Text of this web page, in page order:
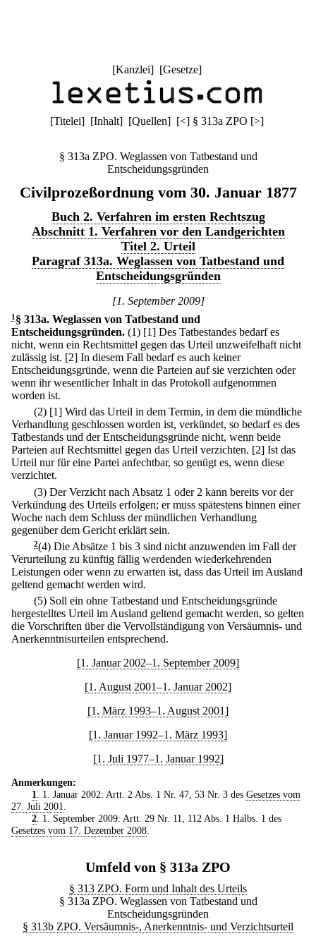
[Kanzlei] [Gesetze]
[Titelei] [Inhalt] [Quellen] [<] § 313a ZPO [>]
§ 313a ZPO. Weglassen von Tatbestand und
Entscheidungsgründen
Civilprozeßordnung vom 30. Januar 1877
Buch 2. Verfahren im ersten Rechtszug
Abschnitt 1. Verfahren vor den Landgerichten
Titel 2. Urteil
Paragraf 313a. Weglassen von Tatbestand und
Entscheidungsgründen
[1. September 2009]
1 § 313a. Weglassen von Tatbestand und
Entscheidungsgründen. (1) [1] Des Tatbestandes bedarf es
nicht, wenn ein Rechtsmittel gegen das Urteil unzweifelhaft nicht
zulässig ist. [2] In diesem Fall bedarf es auch keiner
Entscheidungsgründe, wenn die Parteien auf sie verzichten oder
wenn ihr wesentlicher Inhalt in das Protokoll aufgenommen
worden ist.
(2) [1] Wird das Urteil in dem Termin, in dem die mündliche
Verhandlung geschlossen worden ist, verkündet, so bedarf es des
Tatbestands und der Entscheidungsgründe nicht, wenn beide
Parteien auf Rechtsmittel gegen das Urteil verzichten. [2] Ist das
Urteil nur für eine Partei anfechtbar, so genügt es, wenn diese
verzichtet.
(3) Der Verzicht nach Absatz 1 oder 2 kann bereits vor der
Verkündung des Urteils erfolgen; er muss spätestens binnen einer
Woche nach dem Schluss der mündlichen Verhandlung
gegenüber dem Gericht erklärt sein.
2(4) Die Absätze 1 bis 3 sind nicht anzuwenden im Fall der
Verurteilung zu künftig fällig werdenden wiederkehrenden
Leistungen oder wenn zu erwarten ist, dass das Urteil im Ausland
geltend gemacht werden wird.
(5) Soll ein ohne Tatbestand und Entscheidungsgründe
hergestelltes Urteil im Ausland geltend gemacht werden, so gelten
die Vorschriften über die Vervollständigung von Versäumnis- und
Anerkenntnisurteilen entsprechend.
[1. Januar 2002–1. September 2009]
[1. August 2001–1. Januar 2002]
[1. März 1993–1. August 2001]
[1. Januar 1992–1. März 1993]
[1. Juli 1977–1. Januar 1992]
Anmerkungen:
1
. 1. Januar 2002: Artt. 2 Abs. 1 Nr. 47, 53 Nr. 3 des Gesetzes vom
27. Juli 2001
2. 1. September 2009: Artt. 29 Nr. 11, 112 Abs. 1 Halbs. 1 des
Gesetzes vom 17. Dezember 2008
Umfeld von § 313a ZPO
§ 313 ZPO. Form und Inhalt des Urteils
§ 313a ZPO. Weglassen von Tatbestand und
Entscheidungsgründen
§ 313b ZPO. Versäumnis-, Anerkenntnis- und Verzichtsurteil